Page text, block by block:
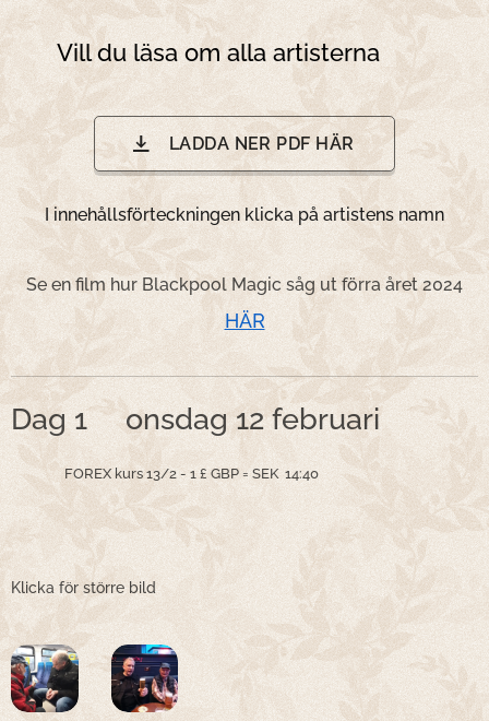
Vill du läsa om alla artisterna
LADDA NER PDF HÄR
I innehållsförteckningen klicka på artistens namn
Se en film hur Blackpool Magic såg ut förra året 2024
HÄR
Dag 1 onsdag 12 februari
FOREX kurs 13/2 - 1 £ GBP = SEK 14:40
Klicka för större bild